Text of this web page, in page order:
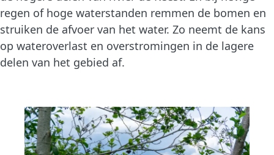
regen of hoge waterstanden remmen de bomen en
struiken de afvoer van het water. Zo neemt de kans
op wateroverlast en overstromingen in de lagere
delen van het gebied af.